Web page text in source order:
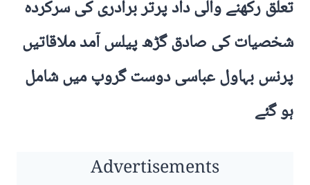
تعلق رکھنے والی داد پرتر برادری کی سرکردہ
شخصیات کی صادق گڑھ پیلس آمد ملاقاتیں
پرنس بہاول عباسی دوست گروپ میں شامل
ہو گئے
Advertisements